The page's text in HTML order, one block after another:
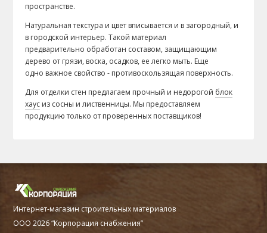
пространстве.
Натуральная текстура и цвет вписывается и в загородный, и
в городской интерьер. Такой материал
предварительно обработан составом, защищающим
дерево от грязи, воска, осадков, ее легко мыть. Еще
одно важное свойство - противоскользящая поверхность.
Для отделки стен предлагаем прочный и недорогой блок
хаус из сосны и лиственницы. Мы предоставляем
продукцию только от проверенных поставщиков!
Интернет-магазин строительных материалов
ООО 2026 “Корпорация снабжения”